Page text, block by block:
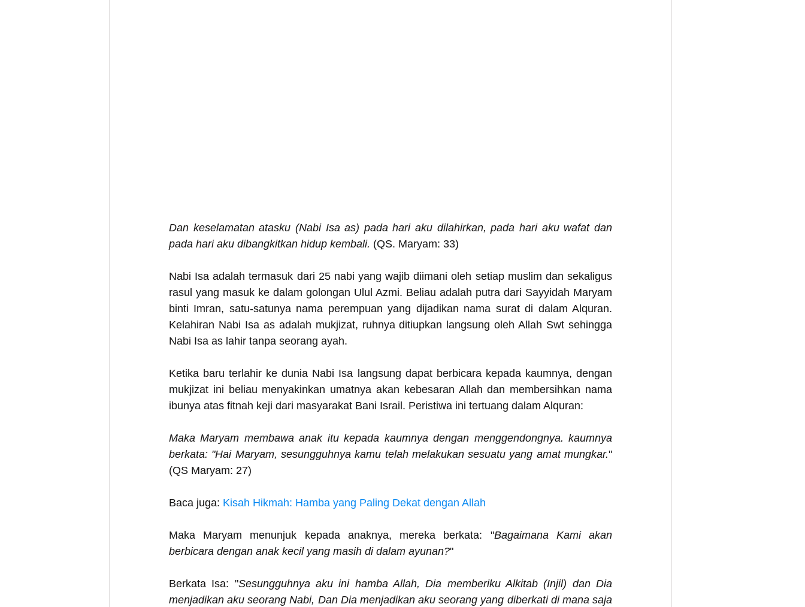
Dan keselamatan atasku (Nabi Isa as) pada hari aku dilahirkan, pada hari aku wafat dan
pada hari aku dibangkitkan hidup kembali. (QS. Maryam: 33)
Nabi Isa adalah termasuk dari 25 nabi yang wajib diimani oleh setiap muslim dan sekaligus
rasul yang masuk ke dalam golongan Ulul Azmi. Beliau adalah putra dari Sayyidah Maryam
binti Imran, satu-satunya nama perempuan yang dijadikan nama surat di dalam Alquran.
Kelahiran Nabi Isa as adalah mukjizat, ruhnya ditiupkan langsung oleh Allah Swt sehingga
Nabi Isa as lahir tanpa seorang ayah.
Ketika baru terlahir ke dunia Nabi Isa langsung dapat berbicara kepada kaumnya, dengan
mukjizat ini beliau menyakinkan umatnya akan kebesaran Allah dan membersihkan nama
ibunya atas fitnah keji dari masyarakat Bani Israil. Peristiwa ini tertuang dalam Alquran:
Maka Maryam membawa anak itu kepada kaumnya dengan menggendongnya. kaumnya
berkata: "Hai Maryam, sesungguhnya kamu telah melakukan sesuatu yang amat mungkar."
(QS Maryam: 27)
Baca juga: Kisah Hikmah: Hamba yang Paling Dekat dengan Allah
Maka Maryam menunjuk kepada anaknya, mereka berkata: "Bagaimana Kami akan
berbicara dengan anak kecil yang masih di dalam ayunan?"
Berkata Isa: "Sesungguhnya aku ini hamba Allah, Dia memberiku Alkitab (Injil) dan Dia
menjadikan aku seorang Nabi, Dan Dia menjadikan aku seorang yang diberkati di mana saja